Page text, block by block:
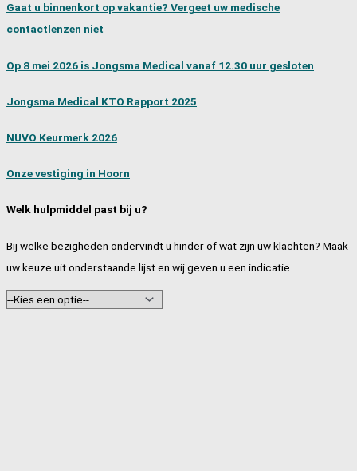
Gaat u binnenkort op vakantie? Vergeet uw medische
contactlenzen niet
Op 8 mei 2026 is Jongsma Medical vanaf 12.30 uur gesloten
Jongsma Medical KTO Rapport 2025
NUVO Keurmerk 2026
Onze vestiging in Hoorn
Welk hulpmiddel past bij u?
Bij welke bezigheden ondervindt u hinder of wat zijn uw klachten? Maak
uw keuze uit onderstaande lijst en wij geven u een indicatie.